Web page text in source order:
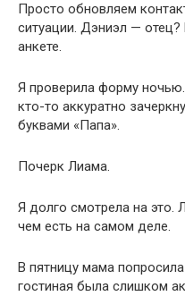
Просто обновляем
ситуации. Дэниэл — отец?
анкете.
Я проверила форму
кто-то аккуратно
буквами «Папа».
Почерк Лиама.
Я долго смотрела на это.
чем есть на самом деле.
В пятницу мама
гостиная была слишком